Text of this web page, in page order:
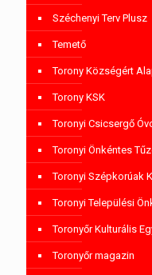
Széchenyi Terv Plusz
Temető
Torony Községért
Torony KSK
Toronyi Csicsergő
Toronyi Önkéntes
Toronyi Szépkorúak
Toronyi Települési
Toronyőr Kulturális
Toronyőr magazin